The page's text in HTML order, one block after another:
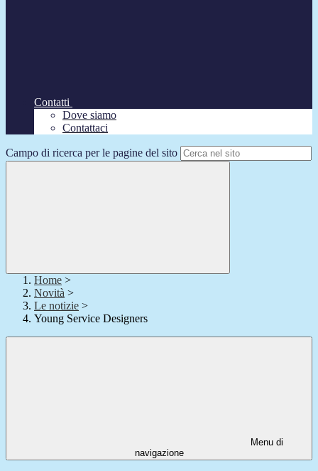
Contatti
Dove siamo
Contattaci
Campo di ricerca per le pagine del sito
Home >
Novità >
Le notizie >
Young Service Designers
Menu di
navigazione